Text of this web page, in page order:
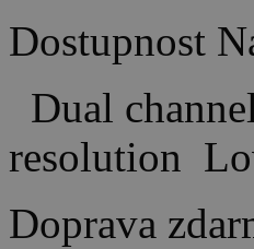
Dostupnost
Dual
resolution
Doprava